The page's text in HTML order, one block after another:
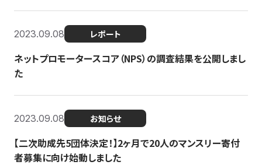
2023.09.08 レポート
ネットプロモータースコア（NPS）の調査結果を公開しまし
た
2023.09.08 お知らせ
【二次助成先5団体決定！】2ヶ月で20人のマンスリー寄付
者募集に向け始動しました